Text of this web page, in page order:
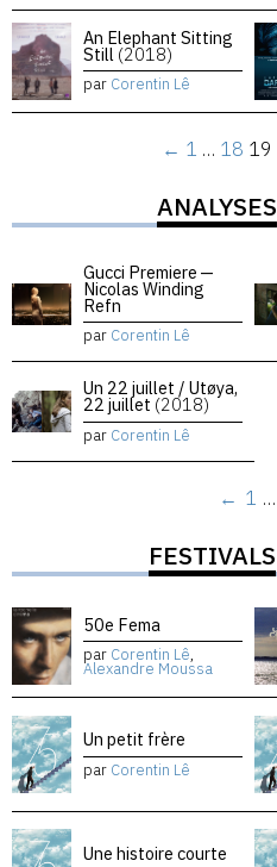
An Elephant Sitting
Still (2018)
par Corentin Lê
← 1 … 18 19
ANALYSES
Gucci Premiere —
Nicolas Winding
Refn
par Corentin Lê
Un 22 juillet / Utøya,
22 juillet (2018)
par Corentin Lê
← 1 …
FESTIVALS
50e Fema
par Corentin Lê,
Alexandre Moussa
Un petit frère
par Corentin Lê
Une histoire courte